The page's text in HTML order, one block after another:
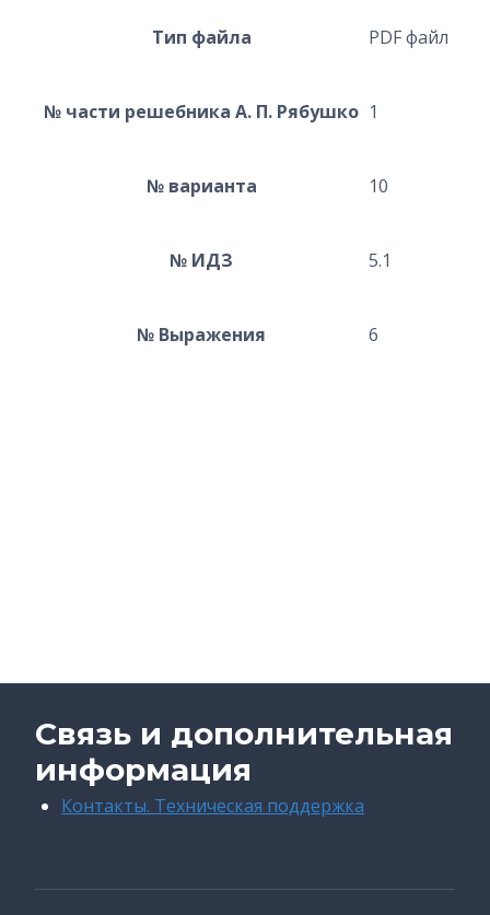
Тип файла PDF файл
№ части решебника А. П. Рябушко 1
№ варианта 10
№ ИДЗ 5.1
№ Выражения 6
Связь и дополнительная
информация
Контакты. Техническая поддержка